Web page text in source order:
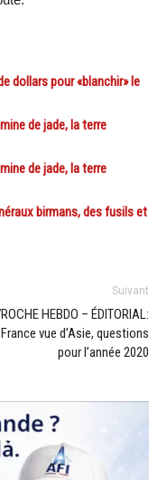
dollars pour «blanchir» le
de jade, la terre
de jade, la terre
birmans, des fusils et
Suivant
HEBDO – ÉDITORIAL:
vue d’Asie, questions
pour l’année 2020